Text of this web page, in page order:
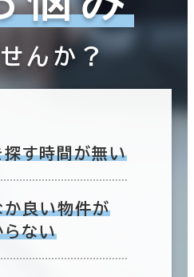
んか？
探す時間が無い
か良い物件が
らない